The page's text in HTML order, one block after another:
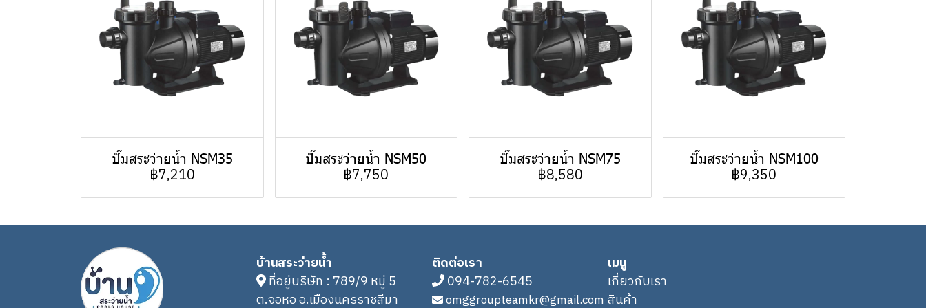
ปั๊มสระว่ายน้ำ NSM35
฿7,210
ปั๊มสระว่ายน้ำ NSM50
฿7,750
ปั๊มสระว่ายน้ำ NSM75
฿8,580
ปั๊มสระว่ายน้ำ NSM100
฿9,350
บ้านสระว่ายน้ำ
ที่อยู่บริษัท : 789/9 หมู่ 5
ต.จอหอ อ.เมืองนครราชสีมา
ติดต่อเรา
094-782-6545
omggroupteamkr@gmail.com
เมนู
เกี่ยวกับเรา
สินค้า